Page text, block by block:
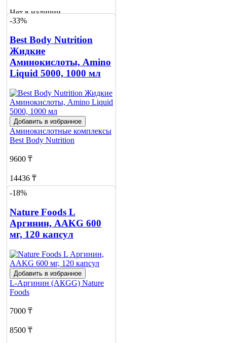
Нет в наличии
о наличии
1
-33%
Best Body Nutrition
Жидкие
Аминокислоты, Amino
Liquid 5000, 1000 мл
Добавить в избранное
Аминокислотные комплексы
Best Body Nutrition
9600 ₸
14436 ₸
Нет в наличии
Сообщить
о наличии
-18%
Nature Foods L
Аргинин, AAKG 600
мг, 120 капсул
Добавить в избранное
L-Аргинин (АКGG) Nature
Foods
7000 ₸
8500 ₸